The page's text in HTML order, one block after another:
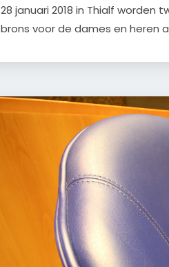
28 januari 2018 in Thialf worden
brons voor de dames en heren